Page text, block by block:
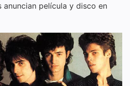
anuncian película y disco en